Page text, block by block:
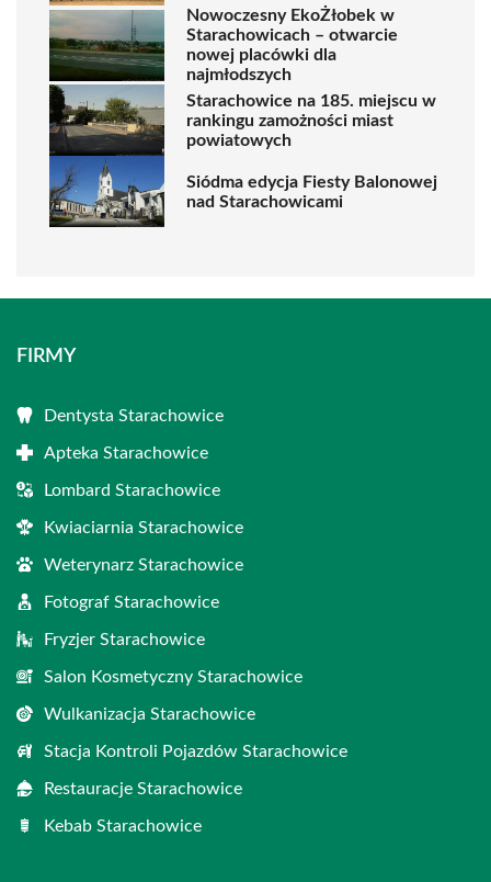
Nowoczesny EkoŻłobek w
Starachowicach – otwarcie
nowej placówki dla
najmłodszych
Starachowice na 185. miejscu w
rankingu zamożności miast
powiatowych
Siódma edycja Fiesty Balonowej
nad Starachowicami
FIRMY
Dentysta Starachowice
Apteka Starachowice
Lombard Starachowice
Kwiaciarnia Starachowice
Weterynarz Starachowice
Fotograf Starachowice
Fryzjer Starachowice
Salon Kosmetyczny Starachowice
Wulkanizacja Starachowice
Stacja Kontroli Pojazdów Starachowice
Restauracje Starachowice
Kebab Starachowice